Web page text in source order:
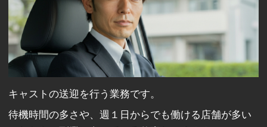
キャストの送迎を行う業務です。
待機時間の多さや、週１日からでも働ける店舗が多い